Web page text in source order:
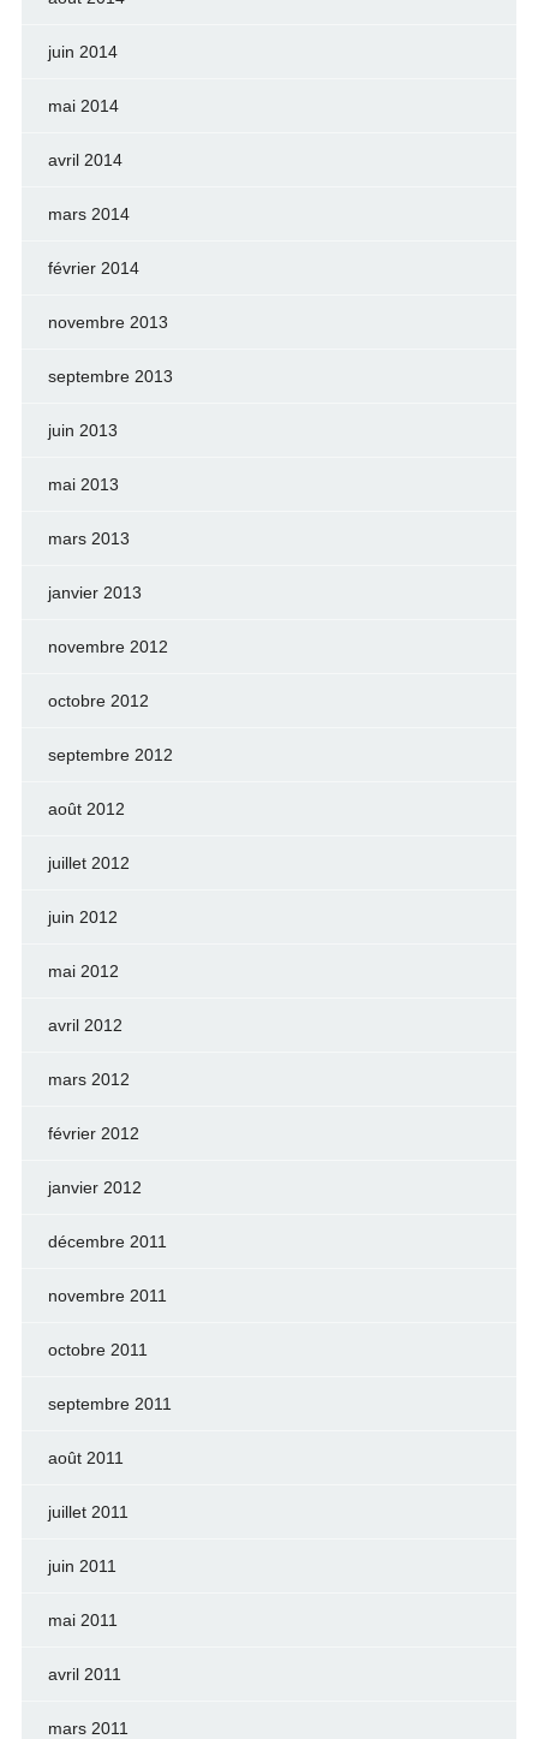
juin 2014
mai 2014
avril 2014
mars 2014
février 2014
novembre 2013
septembre 2013
juin 2013
mai 2013
mars 2013
janvier 2013
novembre 2012
octobre 2012
septembre 2012
août 2012
juillet 2012
juin 2012
mai 2012
avril 2012
mars 2012
février 2012
janvier 2012
décembre 2011
novembre 2011
octobre 2011
septembre 2011
août 2011
juillet 2011
juin 2011
mai 2011
avril 2011
mars 2011